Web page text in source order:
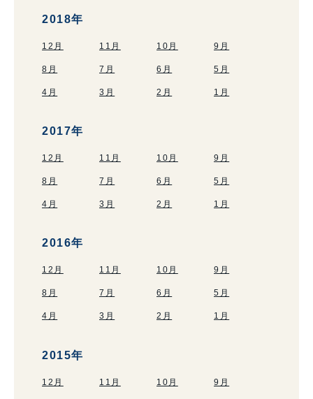
2018年
12月 11月 10月 9月
8月 7月 6月 5月
4月 3月 2月 1月
2017年
12月 11月 10月 9月
8月 7月 6月 5月
4月 3月 2月 1月
2016年
12月 11月 10月 9月
8月 7月 6月 5月
4月 3月 2月 1月
2015年
12月 11月 10月 9月